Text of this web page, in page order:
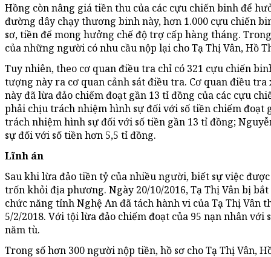
Hồng còn nâng giá tiền thu của các cựu chiến binh để
đường dây chạy thương binh này, hơn 1.000 cựu chiến
sơ, tiền để mong hưởng chế độ trợ cấp hàng tháng.
của những người có nhu cầu nộp lại cho Tạ Thị Vân, Hồ
Tuy nhiên, theo cơ quan điều tra chỉ có 321 cựu chiến
tượng này ra cơ quan cảnh sát điều tra. Cơ quan điều tra
này đã lừa đảo chiếm đoạt gần 13 tỉ đồng của các cựu
phải chịu trách nhiệm hình sự đối với số tiền chiếm đoạt
trách nhiệm hình sự đối với số tiền gần 13 tỉ đồng;
sự đối với số tiền hơn 5,5 tỉ đồng.
Lĩnh án
Sau khi lừa đảo tiền tỷ của nhiều người, biết sự việc
trốn khỏi địa phương. Ngày 20/10/2016, Tạ Thị Vân bị
chức năng tỉnh Nghệ An đã tách hành vi của Tạ Thị Vân
5/2/2018. Với tội lừa đảo chiếm đoạt của 95 nạn nhân với
năm tù.
Trong số hơn 300 người nộp tiền, hồ sơ cho Tạ Thị Vân,